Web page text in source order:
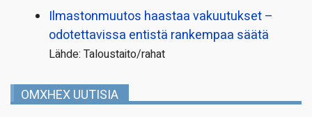
Ilmastonmuutos haastaa vakuutukset –
odotettavissa entistä rankempaa säätä
Lähde: Taloustaito/rahat
OMXHEX UUTISIA